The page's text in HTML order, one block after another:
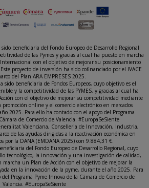
sido beneficiaria del Fondo Europeo de Desarrollo Regional
de las Pymes y gracias al cual ha puesto en marcha
con el objetivo de mejorar su posicionamiento
proyecto de inversión ha sido cofinanciado por el IVACE
del Plan ARA EMPRESES 2025.
sido beneficiaria de Fondos Europeos, cuyo objetivo es el
y la competitividad de las PYMES, y gracias al cual ha
con el objetivo de mejorar su competitividad mediante
online y el comercio electrónico en mercados
2025. Para ello ha contado con el apoyo del Programa
de Comercio de Valencia. #EuropaSeSiente
Valenciana, Conselleria de Innovación, Industria,
de las ayudas dirigidas a la reactivación económica en
por la DANA (EMDANA 2025) con 9.884,31 €.
del Fondo Europeo de Desarrollo Regional, cuyo
tecnológico, la innovación y una investigación de calidad,
marcha un Plan de Acción con el objetivo de mejorar la
en la innovación de la pyme, durante el año 2025. Para
Programa Pyme Innova de la Cámara de Comercio de
Valencia. #EuropaSeSiente